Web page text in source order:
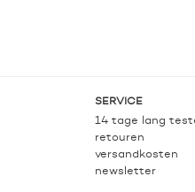
SERVICE
14 tage lang
retouren
versandkosten
newsletter